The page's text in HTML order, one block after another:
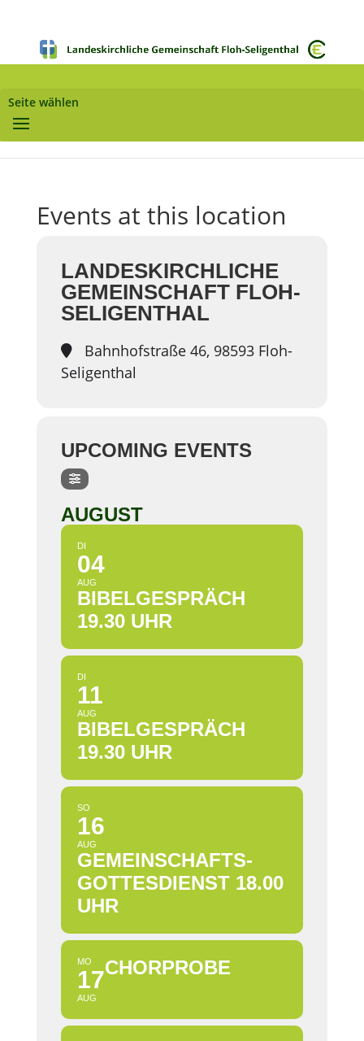
Seite wählen
Events at this location
LANDESKIRCHLICHE
GEMEINSCHAFT FLOH-
SELIGENTHAL
Bahnhofstraße 46, 98593 Floh-
Seligenthal
UPCOMING EVENTS
AUGUST
DI
04
AUG
BIBELGESPRÄCH
19.30 UHR
DI
11
AUG
BIBELGESPRÄCH
19.30 UHR
SO
16
AUG
GEMEINSCHAFTS-
GOTTESDIENST 18.00
UHR
MO
17
AUG
CHORPROBE